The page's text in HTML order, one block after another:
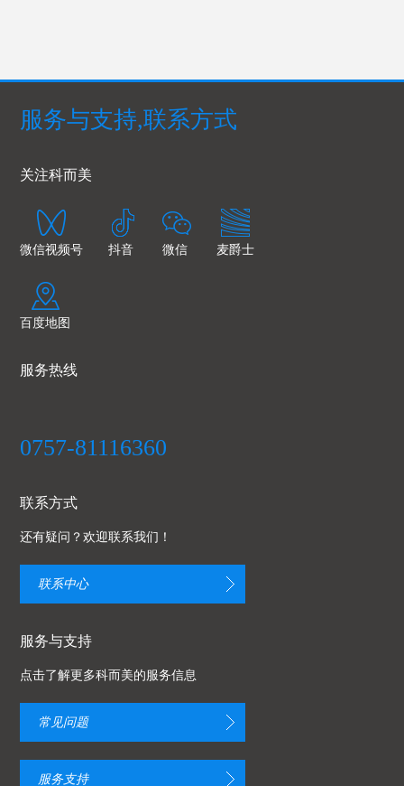
服务与支持,联系方式
关注科而美
微信视频号 抖音 微信 麦爵士
百度地图
服务热线
0757-81116360
联系方式
还有疑问？欢迎联系我们！
联系中心
服务与支持
点击了解更多科而美的服务信息
常见问题
服务支持